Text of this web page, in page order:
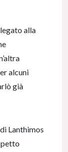
alla
alcuni
già
Lanthimos